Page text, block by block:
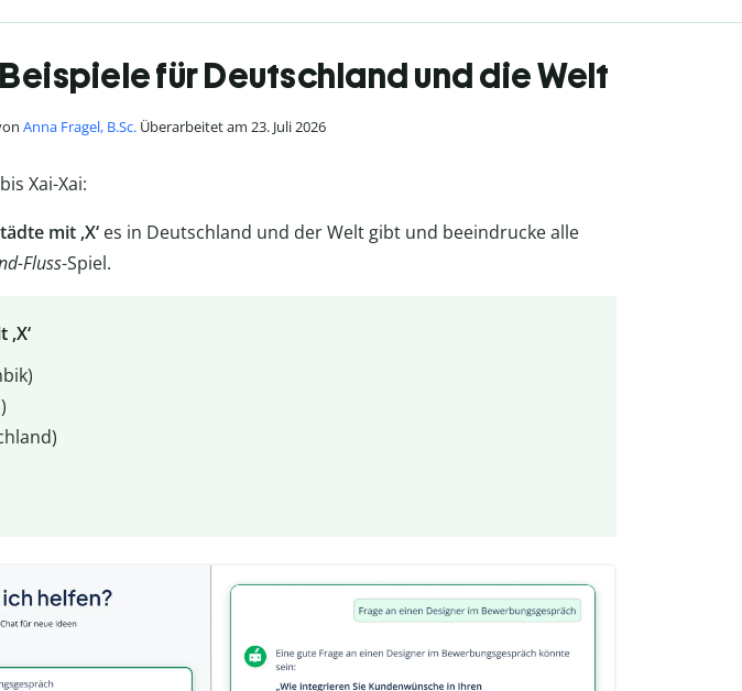
für Deutschland und die Welt
Anna Fragel, B.Sc. Überarbeitet am 23. Juli 2026
Xai-Xai:
mit ‚X‘ es in Deutschland und der Welt gibt und beeindrucke alle
Fluss-Spiel.